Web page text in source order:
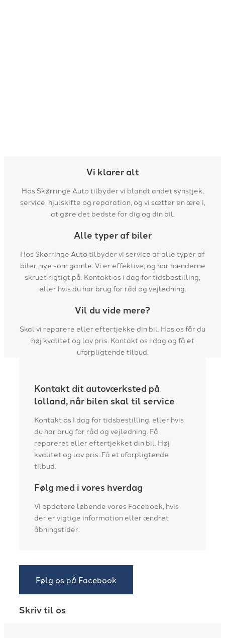
Vi klarer alt
Hos Skørringe Auto tilbyder vi blandt andet synstjek,
service, hjulskifte og reparation, og vi sætter en ære i,
at gøre det bedste for dig og din bil.
Alle typer af biler
Hos Skørringe Auto tilbyder vi service af alle typer af
biler, nye som gamle. Vi er effektive, og har hænderne
skruet rigtigt på. Kontakt os i dag for tidsbestilling,
eller hvis du har brug for råd og vejledning.
Vil du vide mere?
Skal vi reparere eller eftertjekke din bil. Hos os får du
høj kvalitet og lav pris. Kontakt os i dag og få et
uforpligtende tilbud.
Kontakt dit autoværksted på
lolland, når bilen skal til service
Kontakt os I dag for tidsbestilling, eller hvis
du har brug for råd og vejledning. Få
repareret eller eftertjekket din bil. Høj
kvalitet og lav pris. Få et uforpligtende
tilbud.
Følg med i vores hverdag
Vi opdatere løbende vores Facebook, hvis
der er vigtige information eller ændret
åbningstider.
Følg os på Facebook
Skriv til os